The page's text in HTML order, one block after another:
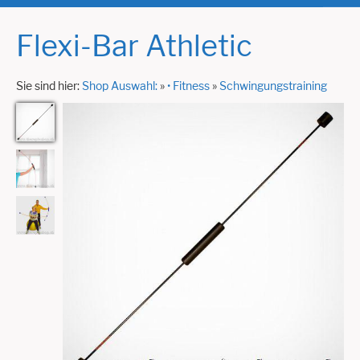
Flexi-Bar Athletic
Sie sind hier:Shop Auswahl:»• Fitness»Schwingungstraining